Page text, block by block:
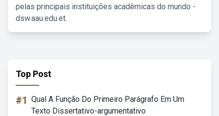
pelas principais instituições acadêmicas do mundo -
dsw.aau.edu.et.
Top Post
#1 Qual A Função Do Primeiro Parágrafo Em Um
Texto Dissertativo-argumentativo